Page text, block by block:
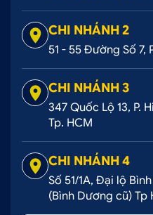
CHI NHÁNH 2
51 - 55 Đường Số 7,
CHI NHÁNH 3
347 Quốc Lộ 13, P.
Tp. HCM
CHI NHÁNH 4
Số 51/1A, Đại lộ
(Bình Dương cũ) Tp